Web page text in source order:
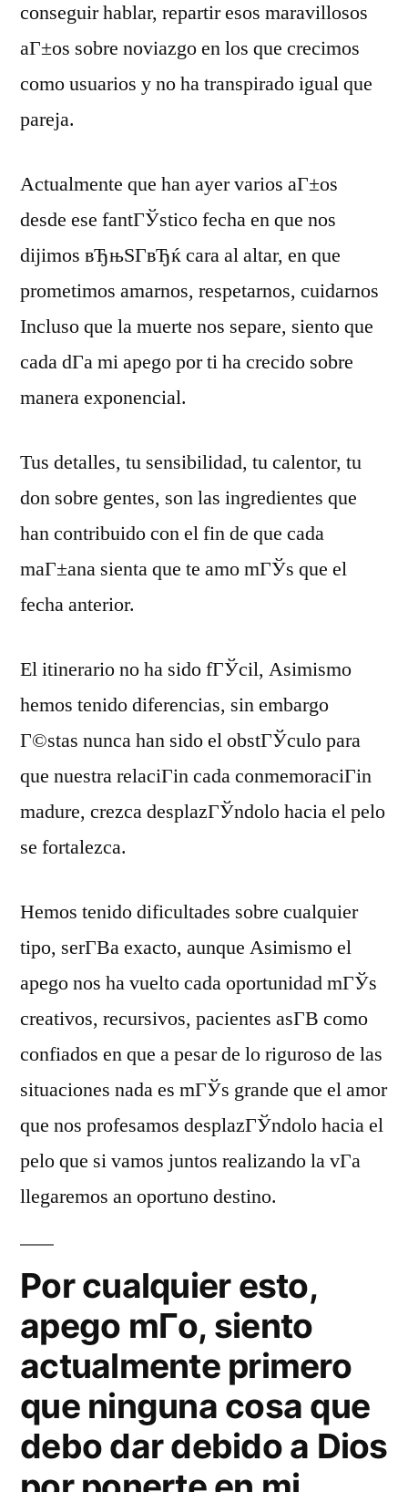
conseguir hablar, repartir esos maravillosos
aГ±os sobre noviazgo en los que crecimos
como usuarios y no ha transpirado igual que
pareja.
Actualmente que han ayer varios aГ±os
desde ese fantГЎstico fecha en que nos
dijimos вЂњSГ­вЂќ cara al altar, en que
prometimos amarnos, respetarnos, cuidarnos
Incluso que la muerte nos separe, siento que
cada dГ­a mi apego por ti ha crecido sobre
manera exponencial.
Tus detalles, tu sensibilidad, tu calentor, tu
don sobre gentes, son las ingredientes que
han contribuido con el fin de que cada
maГ±ana sienta que te amo mГЎs que el
fecha anterior.
El itinerario no ha sido fГЎcil, Asimismo
hemos tenido diferencias, sin embargo
Г©stas nunca han sido el obstГЎculo para
que nuestra relaciГіn cada conmemoraciГіn
madure, crezca desplazГЎndolo hacia el pelo
se fortalezca.
Hemos tenido dificultades sobre cualquier
tipo, serГ­В­a exacto, aunque Asimismo el
apego nos ha vuelto cada oportunidad mГЎs
creativos, recursivos, pacientes asГ­В­ como
confiados en que a pesar de lo riguroso de las
situaciones nada es mГЎs grande que el amor
que nos profesamos desplazГЎndolo hacia el
pelo que si vamos juntos realizando la vГ­a
llegaremos an oportuno destino.
Por cualquier esto,
apego mГ­o, siento
actualmente primero
que ninguna cosa que
debo dar debido a Dios